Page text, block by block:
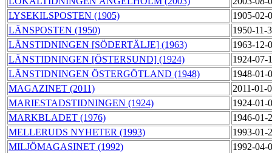
LYSEKILSPOSTEN (1905)
1905-02-
LÄNSPOSTEN (1950)
1950-11-
LÄNSTIDNINGEN [SÖDERTÄLJE] (1963)
1963-12-
LÄNSTIDNINGEN [ÖSTERSUND] (1924)
1924-07-
LÄNSTIDNINGEN ÖSTERGÖTLAND (1948)
1948-01-
MAGAZINET (2011)
2011-01-
MARIESTADSTIDNINGEN (1924)
1924-01-
MARKBLADET (1976)
1946-01-
MELLERUDS NYHETER (1993)
1993-01-
MILJÖMAGASINET (1992)
1992-04-